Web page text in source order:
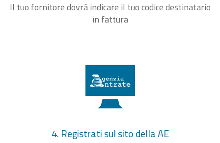
Il tuo fornitore dovrà indicare il tuo codice destinatario
in fattura
4. Registrati sul sito della AE